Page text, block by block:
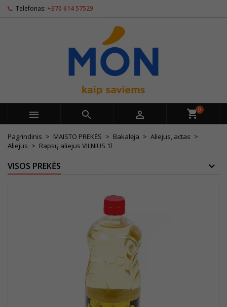
Telefonas: +370 614 57529
   0
Pagrindinis MAISTO PREKĖS Bakalėja
Aliejus, actas
Aliejus
Rapsų aliejus VILNIUS 1l
VISOS PREKĖS